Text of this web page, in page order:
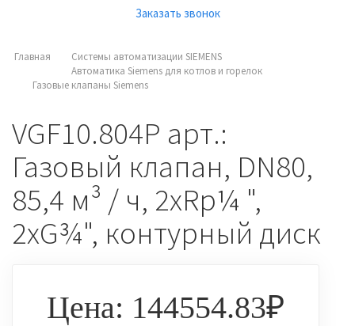
Заказать звонок
Главная
Системы автоматизации SIEMENS
Автоматика Siemens для котлов и горелок
Газовые клапаны Siemens
VGF10.804P арт.:
Газовый клапан, DN80,
85,4 м³ / ч, 2xRp¼ ",
2xG¾", контурный диск
Цена: 144554.83₽